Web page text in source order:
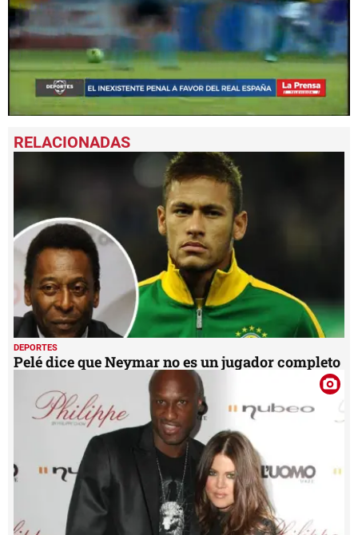
seconds
of
DEPORTES
Pelé dice que Neymar no es un jugador completo